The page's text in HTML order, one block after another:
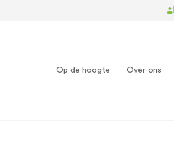
Op de hoogte
Over ons